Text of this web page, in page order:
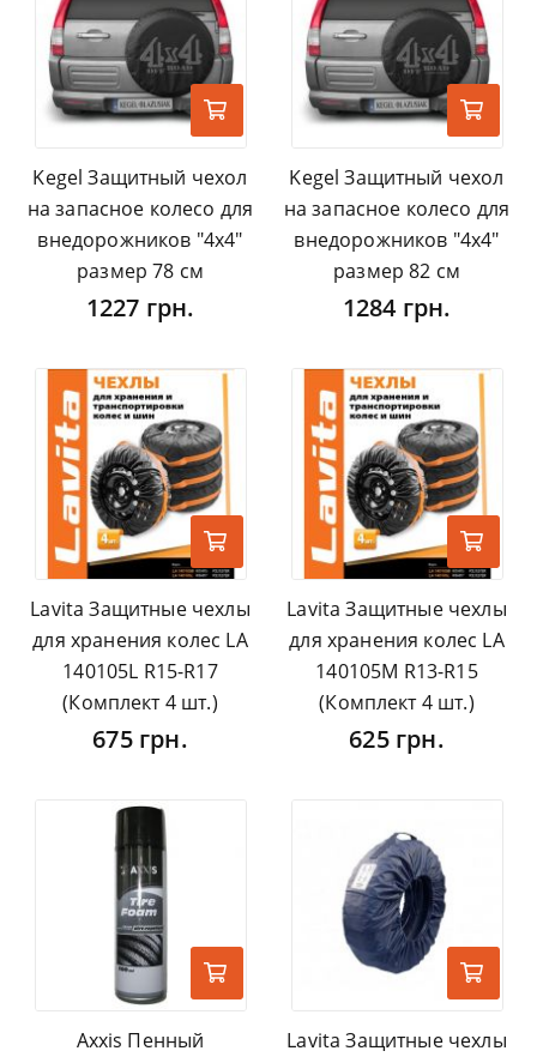
Kegel Защитный чехол
на запасное колесо для
внедорожников "4х4"
размер 78 см
1227 грн.
Kegel Защитный чехол
на запасное колесо для
внедорожников "4х4"
размер 82 см
1284 грн.
Lavita Защитные чехлы
для хранения колес LA
140105L R15-R17
(Комплект 4 шт.)
675 грн.
Lavita Защитные чехлы
для хранения колес LA
140105M R13-R15
(Комплект 4 шт.)
625 грн.
Axxis Пенный
Lavita Защитные чехлы